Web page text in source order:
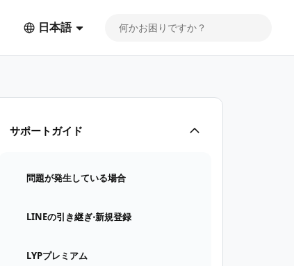
日本語
サポートガイド
問題が発生している場合
LINEの引き継ぎ⋅新規登録
LYPプレミアム